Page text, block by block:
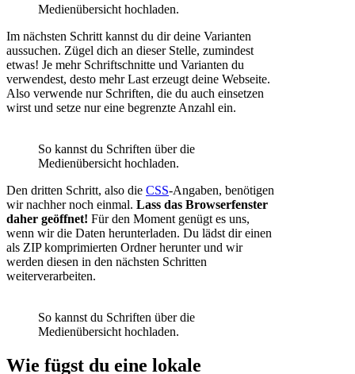
Medienübersicht hochladen.
Im nächsten Schritt kannst du dir deine Varianten
aussuchen. Zügel dich an dieser Stelle, zumindest
etwas! Je mehr Schriftschnitte und Varianten du
verwendest, desto mehr Last erzeugt deine Webseite.
Also verwende nur Schriften, die du auch einsetzen
wirst und setze nur eine begrenzte Anzahl ein.
So kannst du Schriften über die
Medienübersicht hochladen.
Den dritten Schritt, also die CSS-Angaben, benötigen
wir nachher noch einmal. Lass das Browserfenster
daher geöffnet! Für den Moment genügt es uns,
wenn wir die Daten herunterladen. Du lädst dir einen
als ZIP komprimierten Ordner herunter und wir
werden diesen in den nächsten Schritten
weiterverarbeiten.
So kannst du Schriften über die
Medienübersicht hochladen.
Wie fügst du eine lokale